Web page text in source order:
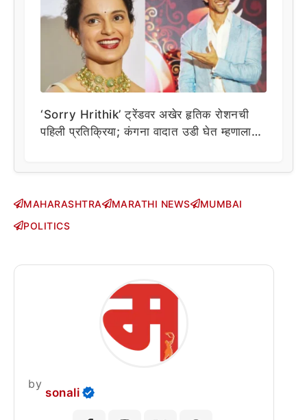
‘Sorry Hrithik’ ट्रेंडवर अखेर हृतिक रोशनची
पहिली प्रतिक्रिया; कंगना वादात उडी घेत म्हणाला…
MAHARASHTRA MARATHI NEWS
MUMBAI
POLITICS
by
sonali